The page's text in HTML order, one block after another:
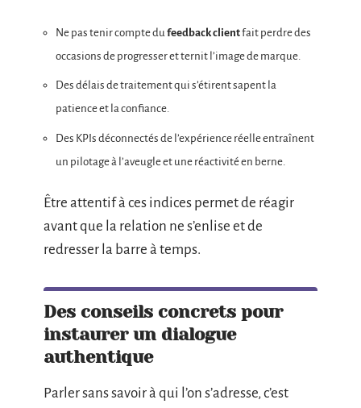
Ne pas tenir compte du feedback clientfait perdre des
occasions de progresser et ternit l’image de marque.
Des délais de traitement qui s’étirent sapent la
patience et la confiance.
Des KPIs déconnectés de l’expérience réelle entraînent
un pilotage à l’aveugle et une réactivité en berne.
Être attentif à ces indices permet de réagir
avant que la relation ne s’enlise et de
redresser la barre à temps.
Des conseils concrets pour
instaurer un dialogue
authentique
Parler sans savoir à qui l’on s’adresse, c’est